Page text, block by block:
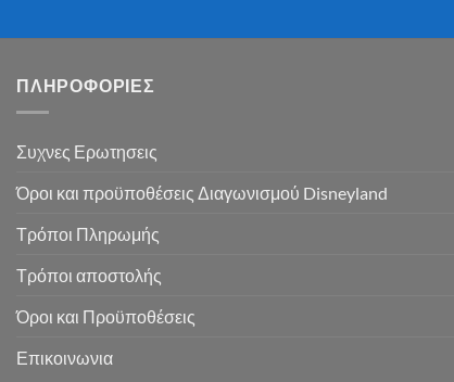
ΠΛΗΡΟΦΟΡΙΕΣ
Συχνες Ερωτησεις
Όροι και προϋποθέσεις Διαγωνισμού Disneyland
Τρόποι Πληρωμής
Τρόποι αποστολής
Όροι και Προϋποθέσεις
Επικοινωνια